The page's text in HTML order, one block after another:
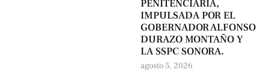
PENITENCIARÍA,
IMPULSADA POR EL
GOBERNADOR ALFONSO
DURAZO MONTAÑO Y
LA SSPC SONORA.
agosto 5, 2026